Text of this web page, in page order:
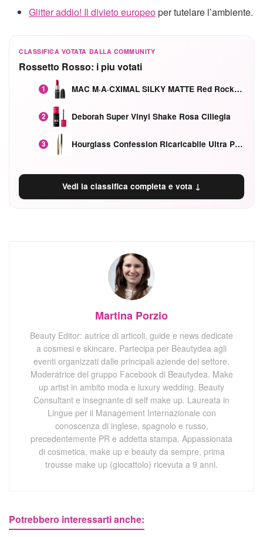
Glitter addio! Il divieto europeoper tutelare l’ambiente.
CLASSIFICA VOTATA DALLA COMMUNITY
Rossetto Rosso: i piu votati
1 MAC M·A·CXIMAL SILKY MATTE Red Rock mat
2 Deborah Super Vinyl Shake Rosa Ciliegia
3 Hourglass Confession Ricaricabile Ultra Preciso Ad Alta Intensità Secretly Classic Red
Vedi la classifica completa e vota ↓
Martina Porzio
Beauty Editor: autrice di articoli, guide e news dedicate
a cosmesi e skincare. Partecipa per Beautydea agli
eventi organizzati dalle principali aziende del settore.
Moderatrice del gruppo Facebook di Beautydea. Make
up artist in ambito moda e luxury wedding. Beauty
Consultant e insegnante di self make up. Laureata in
Lingue per il Management Internazionale con
conoscenza di inglese, spagnolo e russo,
precedentemente PR e addetta stampa. Appassionata
di cosmetica, make up e beauty da sempre, prima
trousse make up (giocattolo) ricevuta a 9 anni.
Potrebbero interessarti anche: